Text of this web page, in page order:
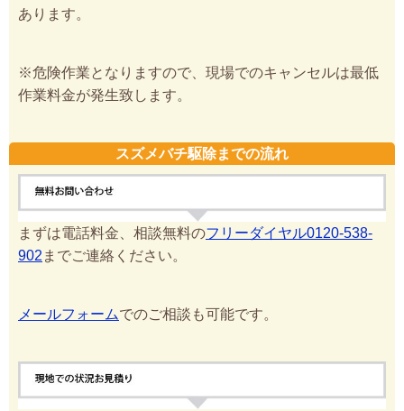
あります。
※危険作業となりますので、現場でのキャンセルは最低
作業料金が発生致します。
スズメバチ駆除までの流れ
まずは電話料金、相談無料のフリーダイヤル0120-538-
902 までご連絡ください。
メールフォームでのご相談も可能です。